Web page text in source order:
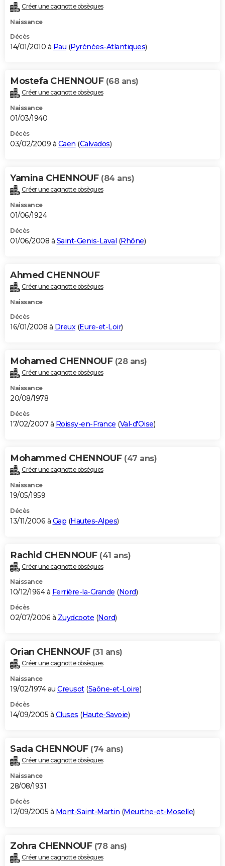
Créer une cagnotte obsèques
Naissance
Décès
14/01/2010 à Pau (Pyrénées-Atlantiques)
Mostefa CHENNOUF (68 ans)
Créer une cagnotte obsèques
Naissance
01/03/1940
Décès
03/02/2009 à Caen (Calvados)
Yamina CHENNOUF (84 ans)
Créer une cagnotte obsèques
Naissance
01/06/1924
Décès
01/06/2008 à Saint-Genis-Laval (Rhône)
Ahmed CHENNOUF
Créer une cagnotte obsèques
Naissance
Décès
16/01/2008 à Dreux(Eure-et-Loir)
Mohamed CHENNOUF (28 ans)
Créer une cagnotte obsèques
Naissance
20/08/1978
Décès
17/02/2007 à Roissy-en-France (Val-d'Oise)
Mohammed CHENNOUF (47 ans)
Créer une cagnotte obsèques
Naissance
19/05/1959
Décès
13/11/2006 à Gap (Hautes-Alpes)
Rachid CHENNOUF (41 ans)
Créer une cagnotte obsèques
Naissance
10/12/1964 à Ferrière-la-Grande (Nord)
Décès
02/07/2006 à Zuydcoote (Nord)
Orian CHENNOUF (31 ans)
Créer une cagnotte obsèques
Naissance
19/02/1974 au Creusot(Saône-et-Loire)
Décès
14/09/2005 à Cluses (Haute-Savoie)
Sada CHENNOUF (74 ans)
Créer une cagnotte obsèques
Naissance
28/08/1931
Décès
12/09/2005 à Mont-Saint-Martin (Meurthe-et-Moselle)
Zohra CHENNOUF (78 ans)
Créer une cagnotte obsèques